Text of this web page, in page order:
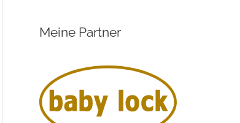
Meine Partner